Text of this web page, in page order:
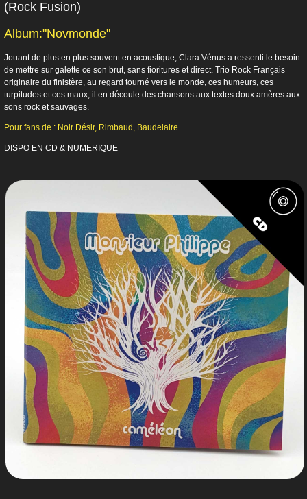
(Rock Fusion)
Album:"Novmonde"
Jouant de plus en plus souvent en acoustique, Clara Vénus a ressenti le besoin
de mettre sur galette ce son brut, sans fioritures et direct. Trio Rock Français
originaire du finistère, au regard tourné vers le monde, ces humeurs, ces
turpitudes et ces maux, il en découle des chansons aux textes doux amères aux
sons rock et sauvages.
Pour fans de : Noir Désir, Rimbaud, Baudelaire
DISPO EN CD & NUMERIQUE